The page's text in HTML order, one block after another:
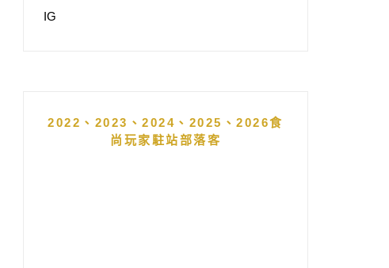
IG
2022、2023、2024、2025、2026食
尚玩家駐站部落客